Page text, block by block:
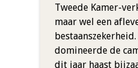
Tweede Kamer-
maar wel een
domineerde de
dit jaar haast